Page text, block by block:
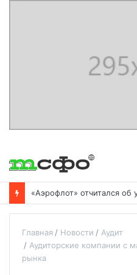
Главная Новости
Аудит
Аудиторские компании с
рынка